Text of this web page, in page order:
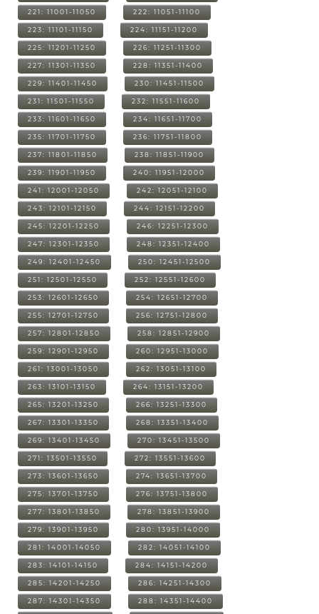
221: 11001-11050 222: 11051-11100
223: 11101-11150 224: 11151-11200
225: 11201-11250 226: 11251-11300
227: 11301-11350 228: 11351-11400
229: 11401-11450 230: 11451-11500
231: 11501-11550 232: 11551-11600
233: 11601-11650 234: 11651-11700
235: 11701-11750 236: 11751-11800
237: 11801-11850 238: 11851-11900
239: 11901-11950 240: 11951-12000
241: 12001-12050 242: 12051-12100
243: 12101-12150 244: 12151-12200
245: 12201-12250 246: 12251-12300
247: 12301-12350 248: 12351-12400
249: 12401-12450 250: 12451-12500
251: 12501-12550 252: 12551-12600
253: 12601-12650 254: 12651-12700
255: 12701-12750 256: 12751-12800
257: 12801-12850 258: 12851-12900
259: 12901-12950 260: 12951-13000
261: 13001-13050 262: 13051-13100
263: 13101-13150 264: 13151-13200
265: 13201-13250 266: 13251-13300
267: 13301-13350 268: 13351-13400
269: 13401-13450 270: 13451-13500
271: 13501-13550 272: 13551-13600
273: 13601-13650 274: 13651-13700
275: 13701-13750 276: 13751-13800
277: 13801-13850 278: 13851-13900
279: 13901-13950 280: 13951-14000
281: 14001-14050 282: 14051-14100
283: 14101-14150 284: 14151-14200
285: 14201-14250 286: 14251-14300
287: 14301-14350 288: 14351-14400